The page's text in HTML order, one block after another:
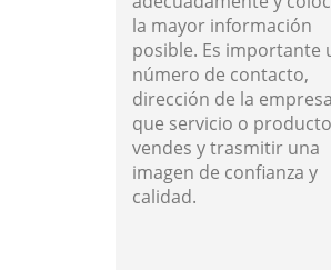
la mayor información
posible. Es importante
número de contacto,
dirección de la
que servicio o producto
vendes y trasmitir una
imagen de confianza y
calidad.